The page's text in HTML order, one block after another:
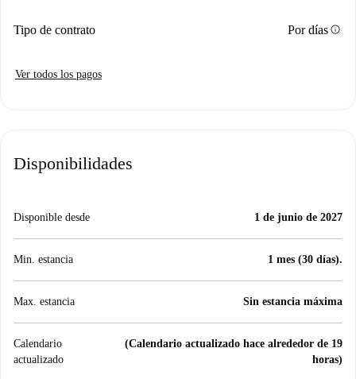
Tipo de contrato Por díasinfo
Ver todos los pagos
Disponibilidades
Disponible desde 1 de junio de 2027
Min. estancia 1 mes (30 días).
Max. estancia Sin estancia máxima
Calendario
actualizado
(Calendario actualizado hace alrededor de 19
horas)